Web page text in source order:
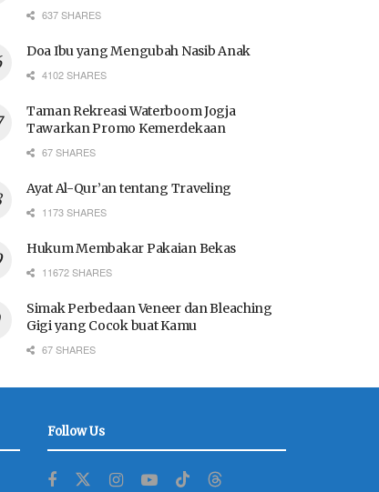
637 SHARES
Doa Ibu yang Mengubah Nasib Anak
4102 SHARES
Taman Rekreasi Waterboom Jogja
Tawarkan Promo Kemerdekaan
67 SHARES
Ayat Al-Qur’an tentang Traveling
1173 SHARES
Hukum Membakar Pakaian Bekas
11672 SHARES
Simak Perbedaan Veneer dan Bleaching
Gigi yang Cocok buat Kamu
67 SHARES
Follow Us